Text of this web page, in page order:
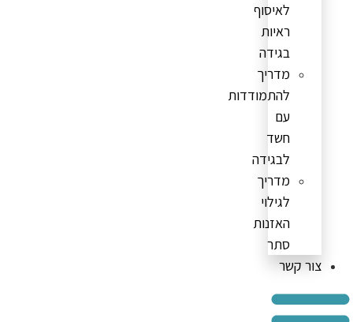
לאיסוף
ראיות
בגידה
מדריך
להתמודדות
עם
חשד
לבגידה
מדריך
לגילוי
האזנות
סתר
צור קשר